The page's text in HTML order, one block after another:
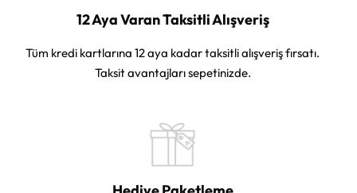
12 Aya Varan Taksitli Alışveriş
Tüm kredi kartlarına 12 aya kadar taksitli alışveriş fırsatı.
Taksit avantajları sepetinizde.